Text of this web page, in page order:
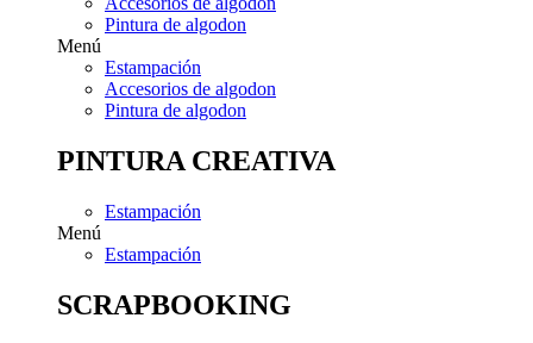
Pintura de algodon
Menú
Estampación
Accesorios de algodon
Pintura de algodon
PINTURA CREATIVA
Estampación
Menú
Estampación
SCRAPBOOKING